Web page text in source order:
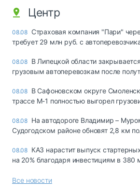
Центр
08.08 Страховая компания "Пари"
требует 29 млн руб. с
08.08 В Липецкой области
грузовым автоперевозкам после
08.08 В Сафоновском округе
трассе М-1 полностью выгорел
08.08 На автодороге Владимир –
Судогодском районе обновят 2,8 км
08.08 КАЗ нарастит выпуск
на 20% благодаря инвестициям в 380
Все новости